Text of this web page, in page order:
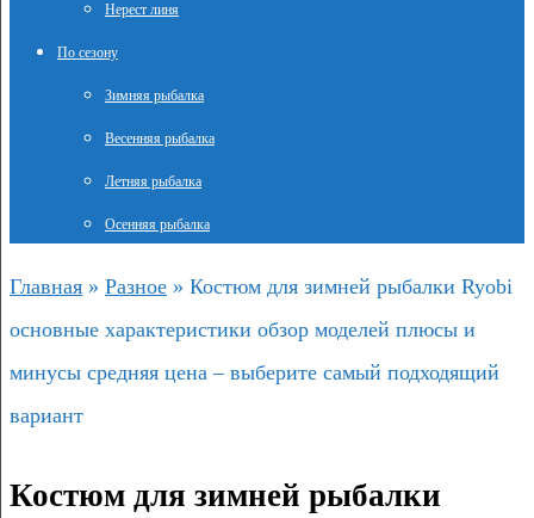
Нерест линя
По сезону
Зимняя рыбалка
Весенняя рыбалка
Летняя рыбалка
Осенняя рыбалка
Главная » Разное » Костюм для зимней рыбалки Ryobi
основные характеристики обзор моделей плюсы и
минусы средняя цена – выберите самый подходящий
вариант
Костюм для зимней рыбалки